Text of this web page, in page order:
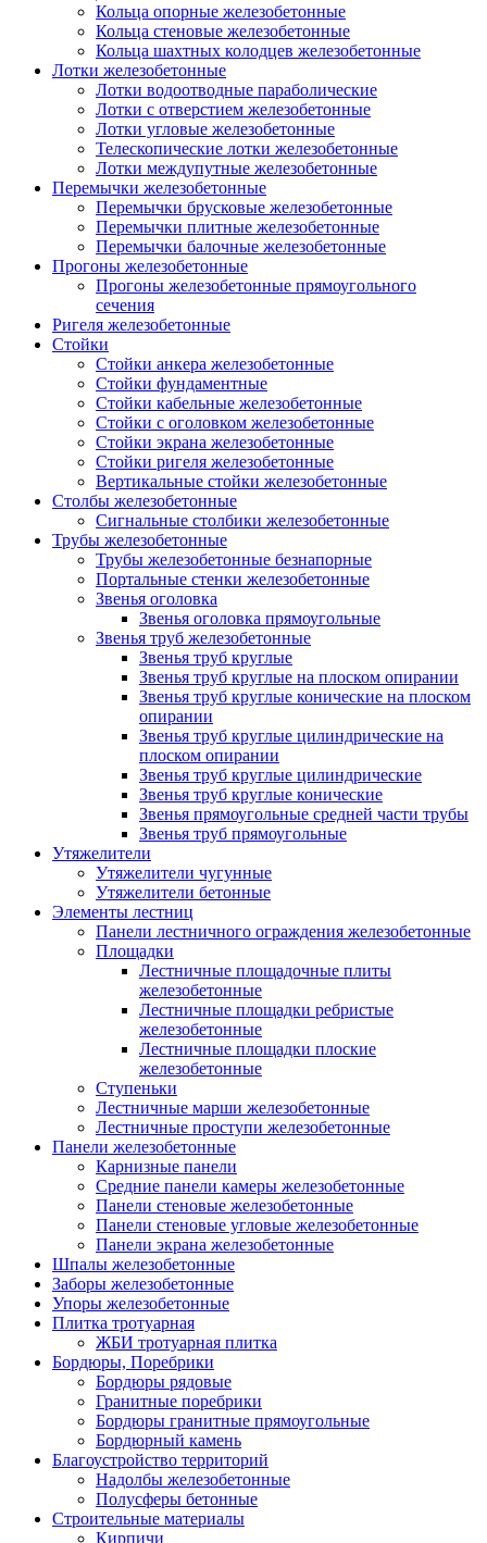
Кольца опорные железобетонные
Кольца стеновые железобетонные
Кольца шахтных колодцев железобетонные
Лотки железобетонные
Лотки водоотводные параболические
Лотки с отверстием железобетонные
Лотки угловые железобетонные
Телескопические лотки железобетонные
Лотки междупутные железобетонные
Перемычки железобетонные
Перемычки брусковые железобетонные
Перемычки плитные железобетонные
Перемычки балочные железобетонные
Прогоны железобетонные
Прогоны железобетонные прямоугольного
сечения
Ригеля железобетонные
Стойки
Стойки анкера железобетонные
Стойки фундаментные
Стойки кабельные железобетонные
Стойки с оголовком железобетонные
Стойки экрана железобетонные
Стойки ригеля железобетонные
Вертикальные стойки железобетонные
Столбы железобетонные
Сигнальные столбики железобетонные
Трубы железобетонные
Трубы железобетонные безнапорные
Портальные стенки железобетонные
Звенья оголовка
Звенья оголовка прямоугольные
Звенья труб железобетонные
Звенья труб круглые
Звенья труб круглые на плоском опирании
Звенья труб круглые конические на плоском
опирании
Звенья труб круглые цилиндрические на
плоском опирании
Звенья труб круглые цилиндрические
Звенья труб круглые конические
Звенья прямоугольные средней части трубы
Звенья труб прямоугольные
Утяжелители
Утяжелители чугунные
Утяжелители бетонные
Элементы лестниц
Панели лестничного ограждения железобетонные
Площадки
Лестничные площадочные плиты
железобетонные
Лестничные площадки ребристые
железобетонные
Лестничные площадки плоские
железобетонные
Ступеньки
Лестничные марши железобетонные
Лестничные проступи железобетонные
Панели железобетонные
Карнизные панели
Средние панели камеры железобетонные
Панели стеновые железобетонные
Панели стеновые угловые железобетонные
Панели экрана железобетонные
Шпалы железобетонные
Заборы железобетонные
Упоры железобетонные
Плитка тротуарная
ЖБИ тротуарная плитка
Бордюры, Поребрики
Бордюры рядовые
Гранитные поребрики
Бордюры гранитные прямоугольные
Бордюрный камень
Благоустройство территорий
Надолбы железобетонные
Полусферы бетонные
Строительные материалы
Кирпичи